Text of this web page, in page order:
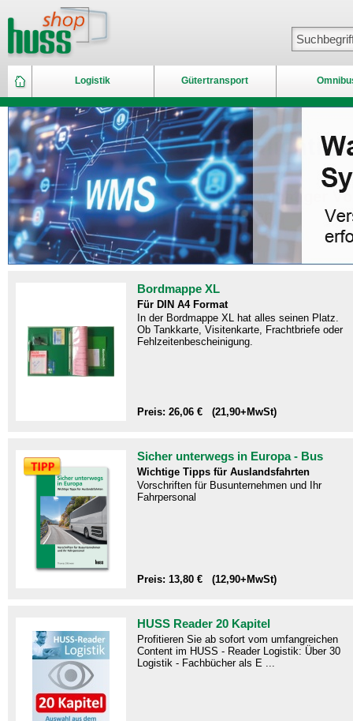
Logistik Gütertransport
Bordmappe XL
Für DIN A4 Format
In der Bordmappe XL hat alles seinen Platz.
Ob Tankkarte, Visitenkarte, Frachtbriefe oder
Fehlzeitenbescheinigung.
Preis: 26,06 € (21,90+MwSt)
Sicher unterwegs in Europa - Bus
Wichtige Tipps für Auslandsfahrten
Vorschriften für Busunternehmen und Ihr
Fahrpersonal
Preis: 13,80 € (12,90+MwSt)
HUSS Reader 20 Kapitel
Profitieren Sie ab sofort vom umfangreichen
Content im HUSS - Reader Logistik: Über 30
Logistik - Fachbücher als E ...